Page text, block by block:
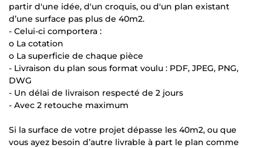
partir d'une idée, d'un croquis, ou d'un plan existant
d’une surface pas plus de 40m2.
- Celui-ci comportera :
o La cotation
o La superficie de chaque pièce
- Livraison du plan sous format voulu : PDF, JPEG, PNG,
DWG
- Un délai de livraison respecté de 2 jours
- Avec 2 retouche maximum
Si la surface de votre projet dépasse les 40m2, ou que
vous ayez besoin d’autre livrable à part le plan comme